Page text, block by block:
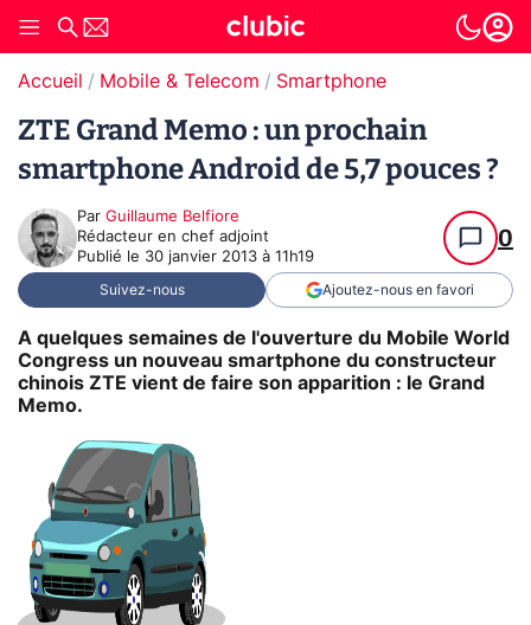
Accueil Mobile & Telecom Smartphone
ZTE Grand Memo : un prochain
smartphone Android de 5,7 pouces ?
Par Guillaume Belfiore
Rédacteur en chef adjoint
Publié le 30 janvier 2013 à 11h19
0
Suivez-nous Ajoutez-nous en favori
A quelques semaines de l'ouverture du Mobile World
Congress un nouveau smartphone du constructeur
chinois ZTE vient de faire son apparition : le Grand
Memo.